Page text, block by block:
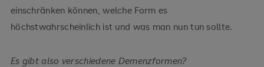
einschränken können, welche Form es
höchstwahrscheinlich ist und was man nun tun sollte.
Es gibt also verschiedene Demenzformen?